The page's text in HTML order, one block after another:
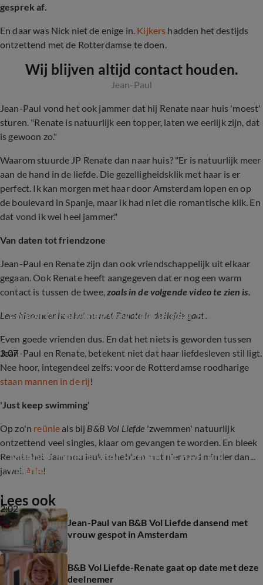
gesprek af.
En daar was Nick niet de enige in. Kijkers hadden het destijds
ontzettend met de Rotterdamse te doen.
Wij blijven altijd contact houden.
Jean-Paul
Jean-Paul vond het ook jammer dat hij Renate naar huis 'moest'
sturen. "Renate is natuurlijk een topper, laten we eerlijk zijn, dat
is gewoon zo."
Waarom stuurde JP Renate dan naar huis? "Er is natuurlijk meer
aan de hand in de liefde. Die gezelligheidsklik met haar is er
perfect. Ik kan morgen met haar door Amsterdam lopen en op
de boulevard in Spanje, maar ik had niet die romantische klik. En
dat vond ik wel heel jammer."
Van daten tot friendzone
Jean-Paul en Renate zijn dan ook vriendschappelijk uit elkaar
gegaan. Ook Renate heeft aangegeven dat er nog een warm
contact is tussen de twee,zoals in de volgende video te zien is.
Lees hieronder hoe het nu met Renate in de liefde gaat...
3:07
Jean-Paul en Renate hebben nog wekelijks
contact: 'Hij vroeg wel: kom je naar Spanje
Even goede vrienden dus. En dat het niets is geworden tussen
Jean-Paul en Renate, betekent niet dat haar liefdesleven stil ligt.
Nee hoor, integendeel zelfs: voor de Rotterdamse roodharige
staan mannen in de rij!
'Just keep swimming'
Op zo'n reünie als bij B&B Vol Liefde 'zwemmen' natuurlijk
ontzettend veel singles, klaar om gevangen te worden. En bleek
Renate het daar nou leuk te hebben met niemand minder dan...
jawel,Arie!
2:02
Mannen in de rij voor Renate uit B&B Vol
Liefde
Lees ook
Jean-Paul van B&B Vol Liefde dansend met
vrouw gespot in Amsterdam
B&B Vol Liefde-Renate gaat op date met deze
deelnemer